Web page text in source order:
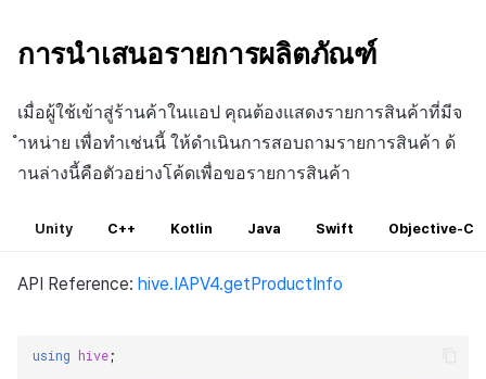
การนำเสนอรายการผลิตภัณฑ์
เมื่อผู้ใช้เข้าสู่ร้านค้าในแอป คุณต้องแสดงรายการสินค้าที่มีจ
ำหน่าย เพื่อทำเช่นนี้ ให้ดำเนินการสอบถามรายการสินค้า ด้
านล่างนี้คือตัวอย่างโค้ดเพื่อขอรายการสินค้า
Unity C++ Kotlin Java Swift Objective-C
API Reference: hive.IAPV4.getProductInfo
using hive;